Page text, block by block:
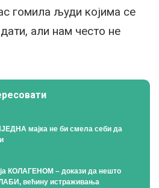
гомила људи којима се
али нам често не
мајка не би смела себи да
КОЛАГЕНОМ – докази да нешто
већину истраживања